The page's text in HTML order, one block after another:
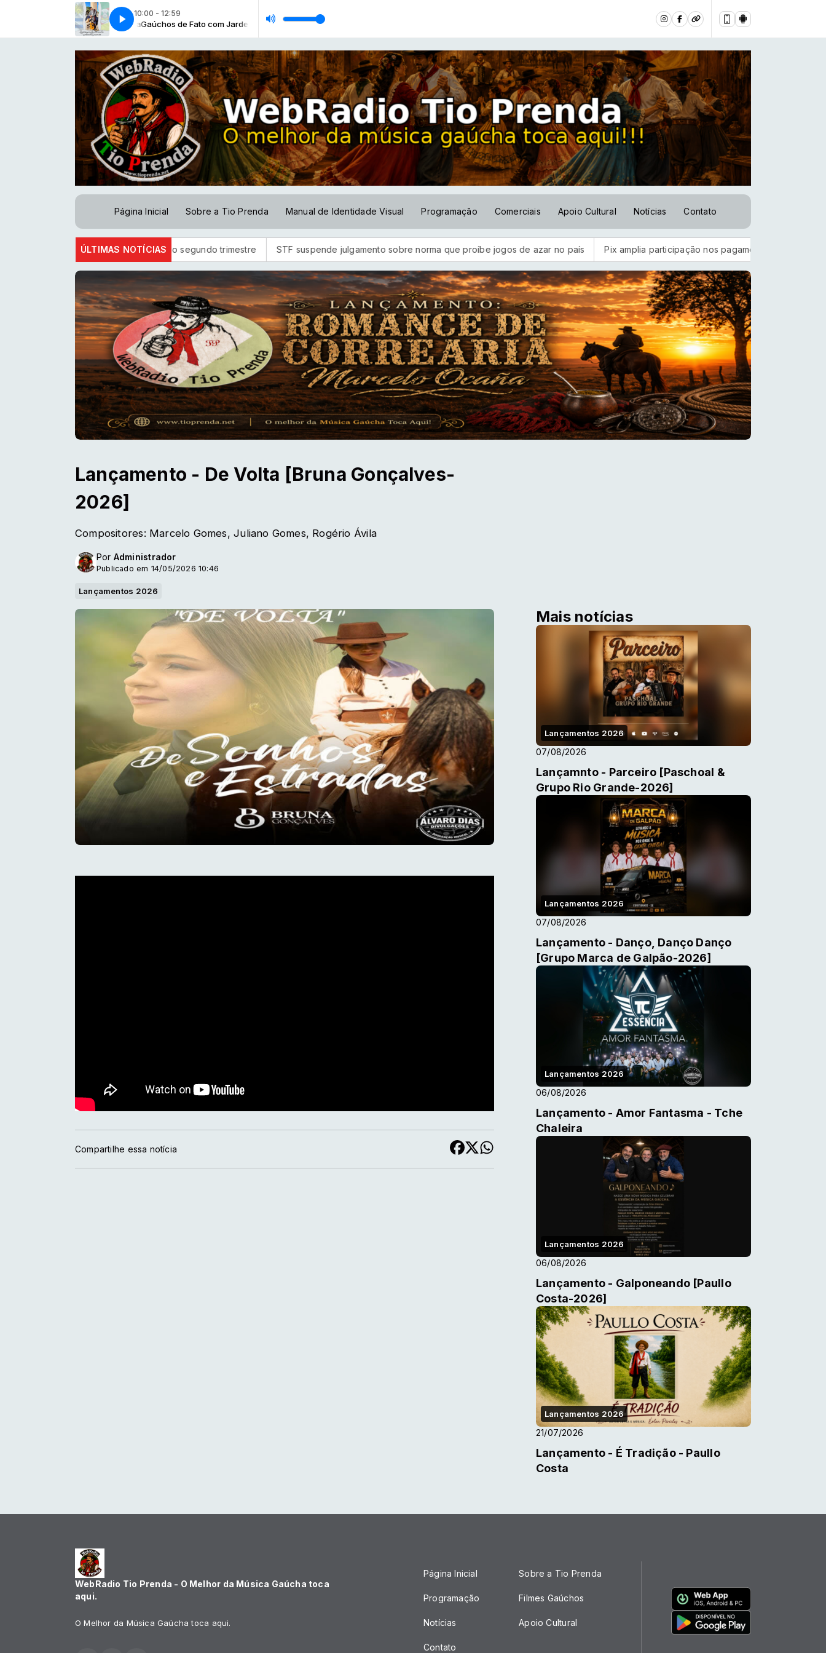
10:00 - 12:59
de Fato com Jardel Silva Gaúchos de Fato com Jardel Silva
da Paz - Gaucho da Fronteira Fronteira da Paz - Gaucho da Fronteira
Página Inicial Sobre a Tio Prenda Manual de Identidade Visual Programação Comerciais Apoio Cultural Notícias Contato
ÚLTIMAS NOTÍCIAS
líquido de R$ 52,4 bi no segundo trimestre STF suspende julgamento sobre norma que proíbe jogos de azar no país Pix amplia participação nos pagamentos em bares e restaurantes
Lançamento - De Volta [Bruna Gonçalves-
2026]
Compositores: Marcelo Gomes, Juliano Gomes, Rogério Ávila
Por Administrador
Publicado em 14/05/2026 10:46
Lançamentos 2026
Compartilhe essa notícia
Mais notícias
Lançamentos 2026
07/08/2026
Lançamnto - Parceiro [Paschoal &
Grupo Rio Grande-2026]
Lançamentos 2026
07/08/2026
Lançamento - Danço, Danço Danço
[Grupo Marca de Galpão-2026]
Lançamentos 2026
06/08/2026
Lançamento - Amor Fantasma - Tche
Chaleira
Lançamentos 2026
06/08/2026
Lançamento - Galponeando [Paullo
Costa-2026]
Lançamentos 2026
21/07/2026
Lançamento - É Tradição - Paullo
Costa
WebRadio Tio Prenda - O Melhor da Música Gaúcha toca
aqui.
O Melhor da Música Gaúcha toca aqui.
Página Inicial
Programação
Notícias
Contato
Sobre a Tio Prenda
Filmes Gaúchos
Apoio Cultural